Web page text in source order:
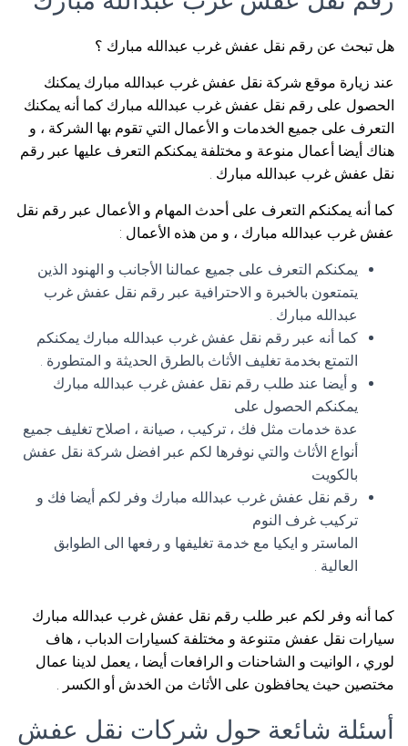
هل تبحث عن رقم نقل عفش غرب عبدالله مبارك ؟
عند زيارة موقع شركة نقل عفش غرب عبدالله مبارك يمكنك
الحصول على رقم نقل عفش غرب عبدالله مبارك كما أنه يمكنك
التعرف على جميع الخدمات و الأعمال التي تقوم بها الشركة ، و
هناك أيضا أعمال منوعة و مختلفة يمكنكم التعرف عليها عبر رقم
نقل عفش غرب عبدالله مبارك .
كما أنه يمكنكم التعرف على أحدث المهام و الأعمال عبر رقم نقل
عفش غرب عبدالله مبارك ، و من هذه الأعمال :
يمكنكم التعرف على جميع عمالنا الأجانب و الهنود الذين
يتمتعون بالخبرة و الاحترافية عبر رقم نقل عفش غرب
عبدالله مبارك .
كما أنه عبر رقم نقل عفش غرب عبدالله مبارك يمكنكم
التمتع بخدمة تغليف الأثاث بالطرق الحديثة و المتطورة .
و أيضا عند طلب رقم نقل عفش غرب عبدالله مبارك
يمكنكم الحصول على
عدة خدمات مثل فك ، تركيب ، صيانة ، اصلاح تغليف جميع
أنواع الأثاث والتي نوفرها لكم عبر افضل شركة نقل عفش
بالكويت
رقم نقل عفش غرب عبدالله مبارك وفر لكم أيضا فك و
تركيب غرف النوم
الماستر و ايكيا مع خدمة تغليفها و رفعها الى الطوابق
العالية .
كما أنه وفر لكم عبر طلب رقم نقل عفش غرب عبدالله مبارك
سيارات نقل عفش متنوعة و مختلفة كسيارات الدباب ، هاف
لوري ، الوانيت و الشاحنات و الرافعات أيضا ، يعمل لدينا عمال
مختصين حيث يحافظون على الأثاث من الخدش أو الكسر .
أسئلة شائعة حول شركات نقل عفش